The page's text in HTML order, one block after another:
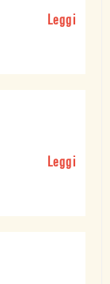
Leggi
Leggi